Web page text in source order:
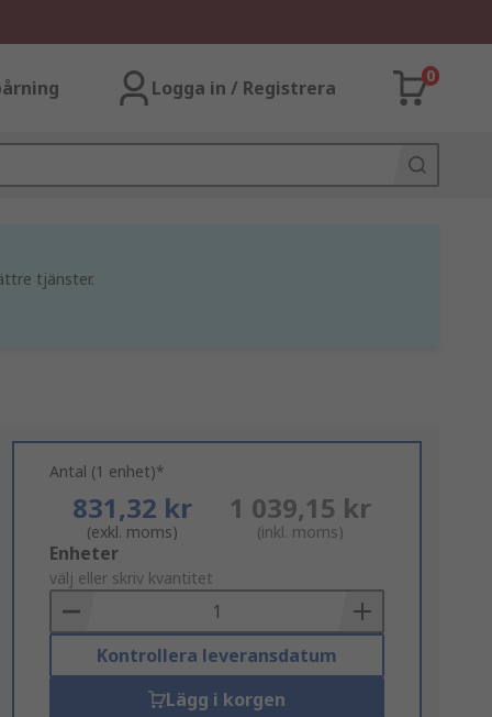
Logga in / Registrera
0
tjänster.
Antal (1 enhet)*
831,32 kr
(exkl. moms)
1 039,15 kr
(inkl. moms)
Add
to
Basket
Enheter
välj eller skriv kvantitet
Kontrollera leveransdatum
Lägg i korgen